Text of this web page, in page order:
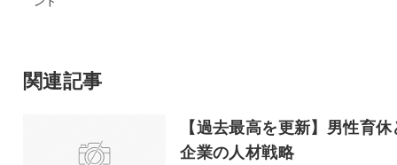
関連記事
【過去最高を更新】男性育休
企業の人材戦略